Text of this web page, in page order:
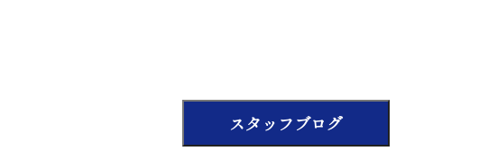
スタッフブログ